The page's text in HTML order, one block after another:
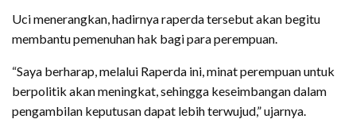
Uci menerangkan, hadirnya raperda tersebut akan begitu
membantu pemenuhan hak bagi para perempuan.
“Saya berharap, melalui Raperda ini, minat perempuan untuk
berpolitik akan meningkat, sehingga keseimbangan dalam
pengambilan keputusan dapat lebih terwujud,” ujarnya.